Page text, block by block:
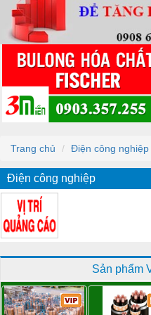
Trang chủ Điện công nghiệp
Điện công nghiệp
Sản phẩm